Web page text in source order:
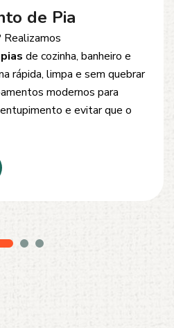
de Esgoto
de esgoto
e eficientes para
de esgoto, caixas de
equipamentos
que garantem um
danos à estrutura.